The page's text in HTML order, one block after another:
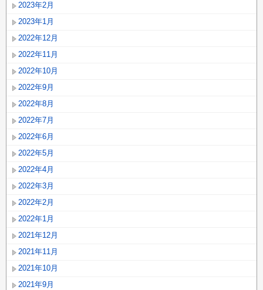
2023年2月
2023年1月
2022年12月
2022年11月
2022年10月
2022年9月
2022年8月
2022年7月
2022年6月
2022年5月
2022年4月
2022年3月
2022年2月
2022年1月
2021年12月
2021年11月
2021年10月
2021年9月